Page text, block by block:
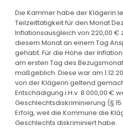
Die Kammer habe der Klägerin
Teilzeittätigkeit für den Monat
Inflationsausgleich von 220,00 €
diesem Monat an einem Tag
gehabt. Für die Höhe der
am ersten Tag des
maßgeblich. Diese war am
von der Klägerin geltend
Entschädigung i.H.v. 8.000,00 €
Geschlechtsdiskriminierung (§
Erfolg, weil die Kommune die
Geschlechts diskriminiert habe.